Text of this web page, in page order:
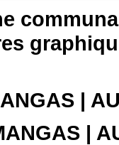
|
|